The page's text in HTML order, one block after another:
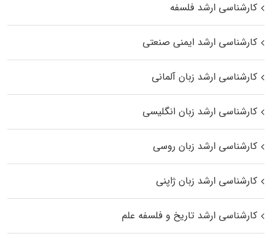
کارشناسی ارشد فلسفه
کارشناسی ارشد ایمنی صنعتی
کارشناسی ارشد زبان آلمانی
کارشناسی ارشد زبان انگلیسی
کارشناسی ارشد زبان روسی
کارشناسی ارشد زبان ژاپنی
کارشناسی ارشد تاریخ و فلسفه علم